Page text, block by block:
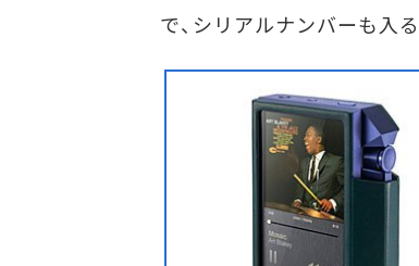
で、シリアルナンバーも入る